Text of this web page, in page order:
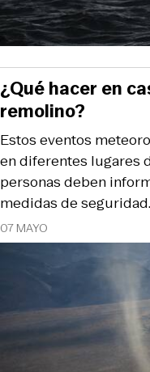
07 MAYO
Estos eventos
en diferentes lugares
personas deben
medidas de seguridad.
¿Qué hacer en
remolino?